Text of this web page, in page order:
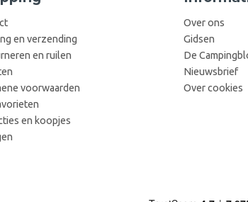
en verzending
en ruilen
voorwaarden
en koopjes
Over ons
Gidsen
De
Nieuwsbrief
Over cookies